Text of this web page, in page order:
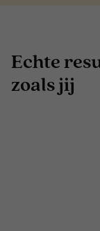
Echte
zoals jij